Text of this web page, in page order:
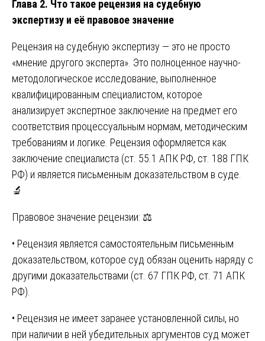
Глава 2. Что такое рецензия на судебную
экспертизу и её правовое значение
Рецензия на судебную экспертизу — это не просто
«мнение другого эксперта». Это полноценное научно-
методологическое исследование, выполненное
квалифицированным специалистом, которое
анализирует экспертное заключение на предмет его
соответствия процессуальным нормам, методическим
требованиям и логике. Рецензия оформляется как
заключение специалиста (ст. 55.1 АПК РФ, ст. 188 ГПК
РФ) и является письменным доказательством в суде.
🔬
Правовое значение рецензии: ⚖️
• Рецензия является самостоятельным письменным
доказательством, которое суд обязан оценить наряду с
другими доказательствами (ст. 67 ГПК РФ, ст. 71 АПК
РФ).
• Рецензия не имеет заранее установленной силы, но
при наличии в ней убедительных аргументов суд может